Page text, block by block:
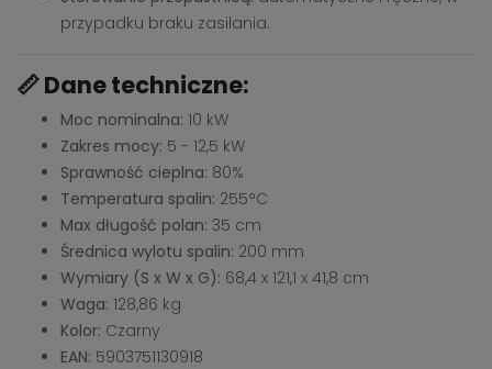
przypadku braku zasilania.
📏Dane techniczne:
Moc nominalna: 10 kW
Zakres mocy: 5 - 12,5 kW
Sprawność cieplna: 80%
Temperatura spalin: 255°C
Max długość polan: 35 cm
Średnica wylotu spalin: 200 mm
Wymiary (S x W x G): 68,4 x 121,1 x 41,8 cm
Waga: 128,86 kg
Kolor: Czarny
EAN: 5903751130918